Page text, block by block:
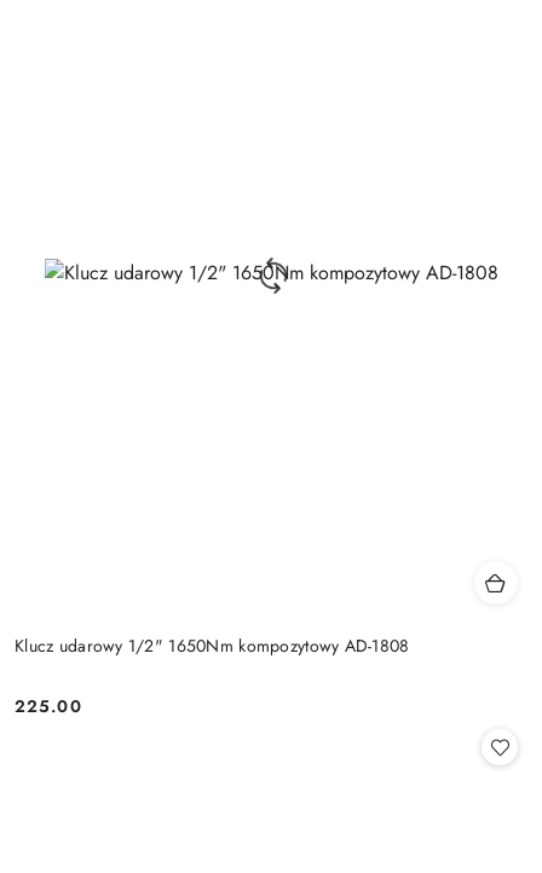
Klucz udarowy 1/2" 1650Nm kompozytowy AD-1808
Cena:
225.00